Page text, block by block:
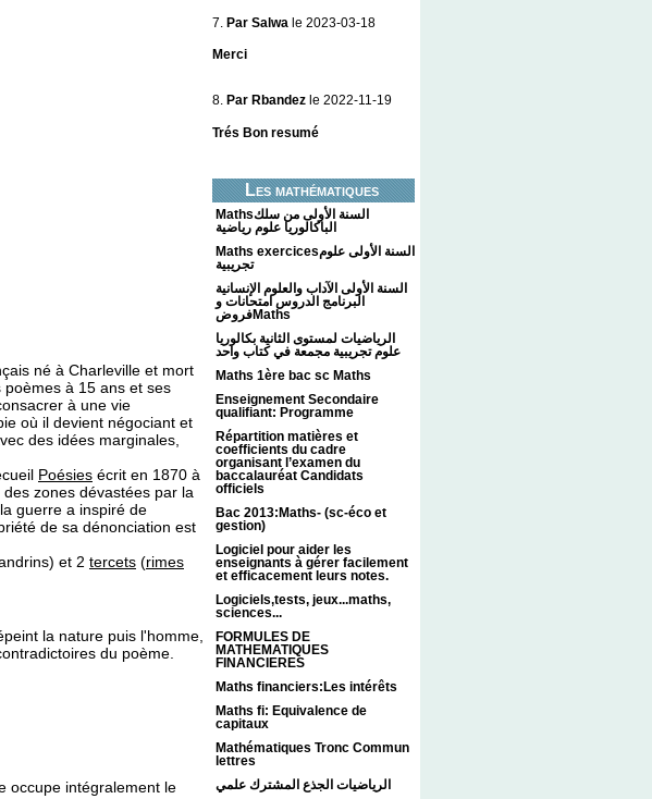
7. Par Salwa le 2023-03-18
Merci
8. Par Rbandez le 2022-11-19
Trés Bon resumé
Les mathématiques
Mathsالسنة الأولى من سلك
الباكالوريا علوم رياضية
Maths exercicesالسنة الأولى علوم
تجريبية
السنة الأولى الآداب والعلوم الإنسانية
البرنامج الدروس امتحانات و
فروضMaths
الرياضيات لمستوى الثانية بكالوريا
علوم تجريبية مجمعة في كتاب واحد
Maths 1ère bac sc Maths
Enseignement Secondaire
qualifiant: Programme
Répartition matières et
coefficients du cadre
organisant l’examen du
baccalauréat Candidats
officiels
Bac 2013:Maths- (sc-éco et
gestion)
Logiciel pour aider les
enseignants à gérer facilement
et efficacement leurs notes.
Logiciels,tests, jeux...maths,
sciences...
FORMULES DE
MATHEMATIQUES
FINANCIERES
Maths financiers:Les intérêts
Maths fi: Equivalence de
capitaux
Mathématiques Tronc Commun
lettres
الرياضيات الجذع المشترك علمي
né à Charleville et mort
poèmes à 15 ans et ses
à une vie
où il devient négociant et
des idées marginales,
Poésies écrit en 1870 à
des zones dévastées par la
guerre a inspiré de
de sa dénonciation est
et 2 tercets (rimes
la nature puis l'homme,
du poème.
occupe intégralement le